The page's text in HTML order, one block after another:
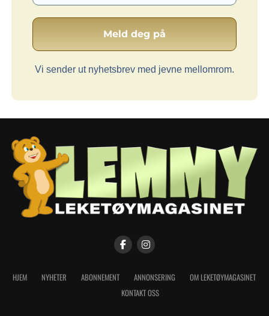
Vi sender ut nyhetsbrev med jevne mellomrom.
HJEM NYHETER ABONNEMENT ANNONSERING
OM LEKETØYMAGASINET
KONTAKT OSS